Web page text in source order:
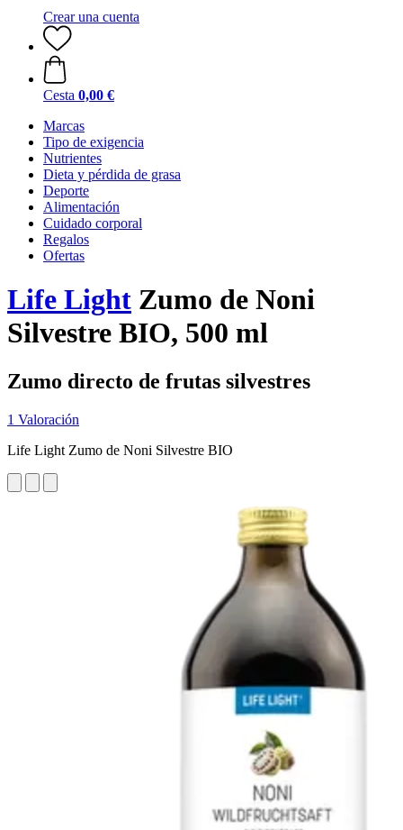
Crear una cuenta
Cesta 0,00 €
Marcas
Tipo de exigencia
Nutrientes
Dieta y pérdida de grasa
Deporte
Alimentación
Cuidado corporal
Regalos
Ofertas
Life Light Zumo de Noni
Silvestre BIO, 500 ml
Zumo directo de frutas silvestres
1 Valoración
Life Light Zumo de Noni Silvestre BIO